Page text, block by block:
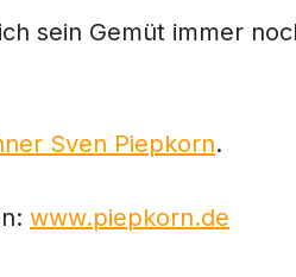
sein Gemüt immer
Sven Piepkorn.
www.piepkorn.de